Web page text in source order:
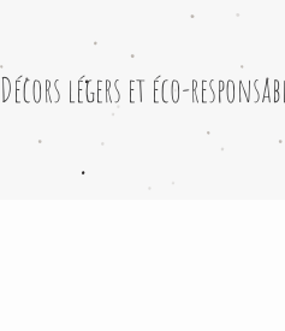
​Décors légers et éco-